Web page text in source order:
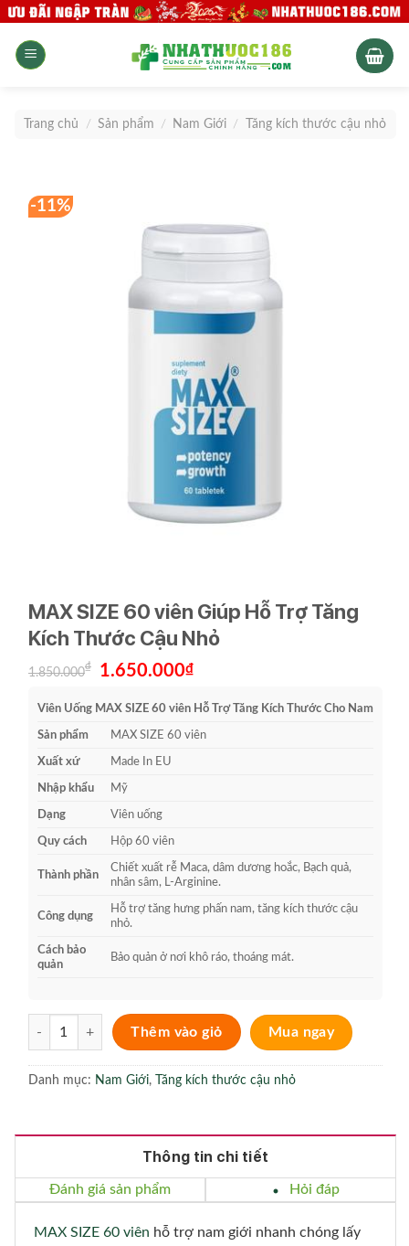
Skip
content
Trang chủ / Sản phẩm / Nam Giới / Tăng kích thước cậu nhỏ
-11%
MAX SIZE 60 viên Giúp Hỗ Trợ Tăng
Kích Thước Cậu Nhỏ
1.850.000₫
Giá
gốc
1.850.000₫.
1.650.000₫Giá
là:
Viên Uống MAX SIZE 60 viên Hỗ Trợ Tăng Kích Thước Cho Nam
Sản phẩm MAX SIZE 60 viên
Xuất xứ Made In EU
Nhập khẩu Mỹ
Dạng Viên uống
Quy cách Hộp 60 viên
Thành phần
Chiết xuất rễ Maca, dâm dương hoắc, Bạch quả,
nhân sâm, L-Arginine.
Công dụng
Hỗ trợ tăng hưng phấn nam, tăng kích thước cậu
nhỏ.
Cách bảo
quản
Bảo quản ở nơi khô ráo, thoáng mát.
MAX SIZE 60 viên Giúp Hỗ Trợ Tăng Kích Thước Cậu Nhỏ số lượng
Thêm vào giỏ Mua ngay
Danh mục: Nam Giới, Tăng kích thước cậu nhỏ
Thông tin chi tiết
Đánh giá sản phẩm Hỏi đáp
MAX SIZE 60 viên hỗ trợ nam giới nhanh chóng lấy